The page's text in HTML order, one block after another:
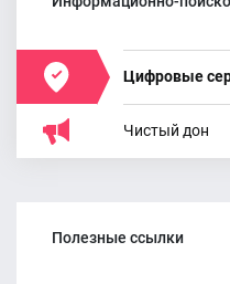
25.06.2026
смыслов - 2026"
Цифровые
Чистый дон
Полезные ссылки